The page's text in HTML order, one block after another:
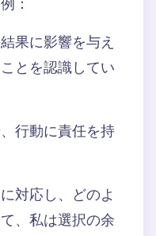
：
果に影響を与え
とを認識してい
行動に責任を持
対応し、どのよ
、私は選択の余